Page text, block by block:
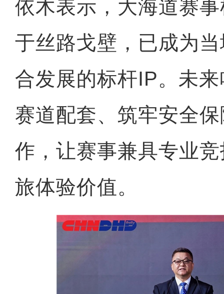
依木表示，大海道赛
于丝路戈壁，已成为当
合发展的标杆IP。未
赛道配套、筑牢安全
作，让赛事兼具专业
旅体验价值。